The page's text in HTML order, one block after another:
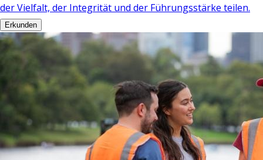
der Vielfalt, der Integrität und der Führungsstärke teilen.
Erkunden